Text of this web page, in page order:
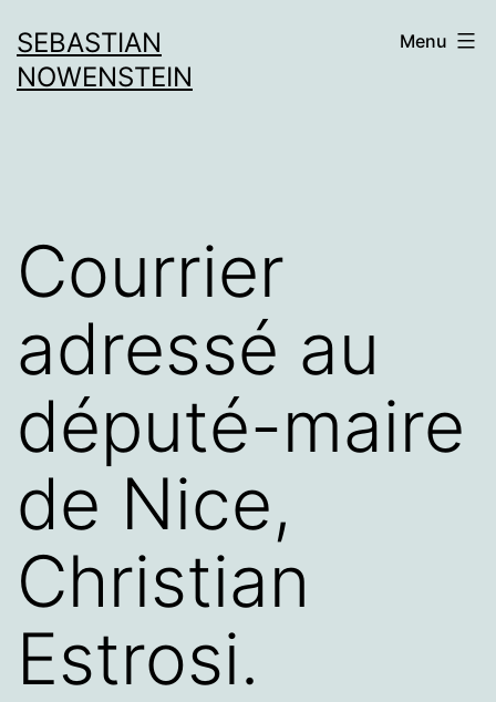
au
contenu
SEBASTIAN
NOWENSTEIN
Menu
Courrier
adressé au
député-maire
de Nice,
Christian
Estrosi.